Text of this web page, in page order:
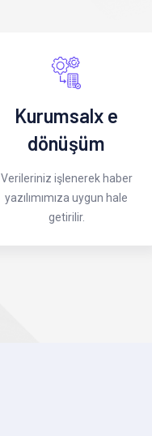
Kurumsalx e
dönüşüm
Verileriniz işlenerek haber
yazılımımıza uygun hale
getirilir.